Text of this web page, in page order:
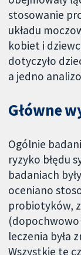
stosowanie
układu
kobiet i
dotyczyło
a jedno
Główne
Ogólnie
ryzyko błędu
badaniach
oceniano
probiotyków,
(dopochwowo
leczenia była
Wszystkie te